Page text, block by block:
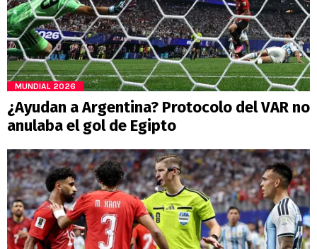
MUNDIAL 2026
¿Ayudan a Argentina? Protocolo del VAR no
anulaba el gol de Egipto